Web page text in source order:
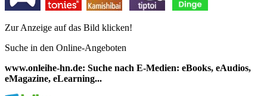
Zur Anzeige auf das Bild klicken!
Suche in den Online-Angeboten
www.onleihe-hn.de: Suche nach E-Medien: eBooks, eAudios,
eMagazine, eLearning...